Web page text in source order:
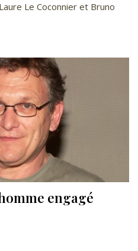
Le Coconnier et Bruno
engagé